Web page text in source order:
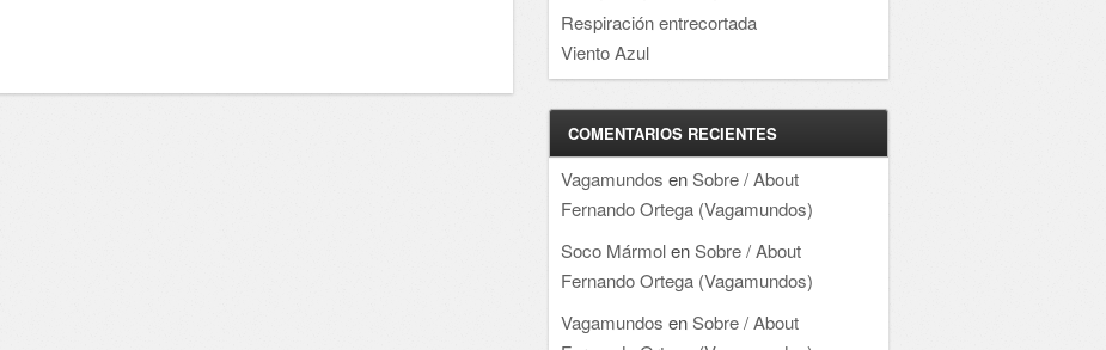
Respiración entrecortada
Viento Azul
COMENTARIOS RECIENTES
Vagamundos enSobre / About
Fernando Ortega (Vagamundos)
Soco MármolenSobre / About
Fernando Ortega (Vagamundos)
Vagamundos enSobre / About